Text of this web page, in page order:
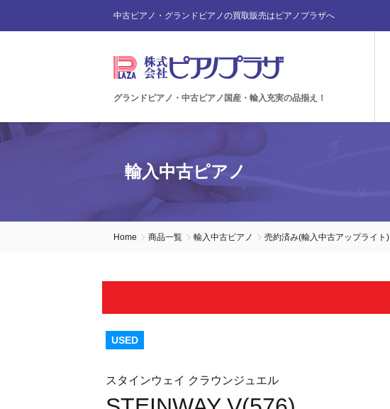
中古ピアノ・グランドピアノの買取販売はピアノプラザへ
グランドピアノ・中古ピアノ国産・輸入充実の品揃え！
輸入中古ピアノ
Home 商品一覧 輸入中古ピアノ 売約済み(輸入中古アップライト)
USED
スタインウェイ クラウンジュエル